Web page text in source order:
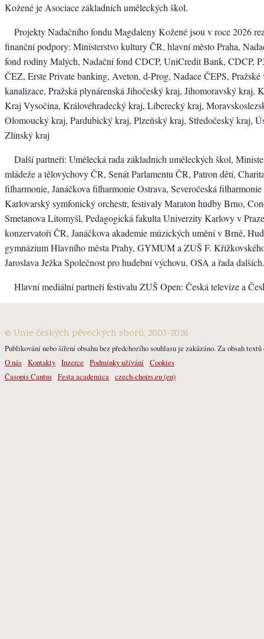
Kožené je Asociace základních uměleckých škol.
Projekty Nadačního fondu Magdaleny Kožené jsou v roce 2026
finanční podpory: Ministerstvo kultury ČR, hlavní město Praha,
fond rodiny Malých, Nadační fond CDCP, UniCredit Bank, CDCP,
ČEZ, Erste Private banking, Aveton, d-Prog, Nadace ČEPS, Pražské
kanalizace, Pražská plynárenská Jihočeský kraj, Jihomoravský kraj,
Kraj Vysočina, Královéhradecký kraj, Liberecký kraj,
Olomoucký kraj, Pardubický kraj, Plzeňský kraj, Středočeský kraj,
Zlínský kraj
Další partneři: Umělecká rada základních uměleckých škol,
mládeže a tělovýchovy ČR, Senát Parlamentu ČR, Patron dětí,
filharmonie, Janáčkova filharmonie Ostrava, Severočeská
Karlovarský symfonický orchestr, festivaly Maraton hudby Brno,
Smetanova Litomyšl, Pedagogická fakulta Univerzity Karlovy v
konzervatoří ČR, Janáčkova akademie múzických umění v Brně,
gymnázium Hlavního města Prahy, GYMUM a ZUŠ F.
Jaroslava Ježka Společnost pro hudební výchovu, OSA a řada dalších.
Hlavní mediální partneři festivalu ZUŠ Open: Česká televize a
© Unie českých pěveckých sborů, 2003-2026
Publikování nebo šíření obsahu bez předchozího souhlasu je zakázáno. Za obsah
O nás Kontakty Inzerce Podmínky užívání Cookies
Časopis Cantus Festa academica czech-choirs.eu (en)